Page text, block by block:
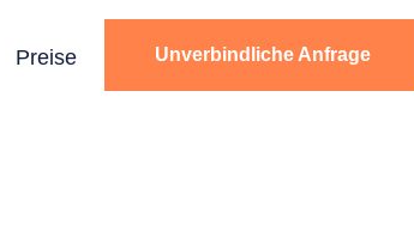
Preise Unverbindliche Anfrage